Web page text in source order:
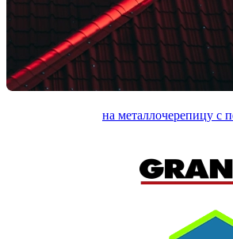
на металлочерепицу с